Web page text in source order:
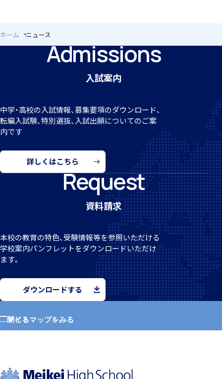
ホーム ニュース
Admissions
入試案内
中学・高校の入試情報、募集要項のダウンロード、
転編入試験、特別選抜、入試出願についてのご案
内です
詳しくはこちら
Request
資料請求
本校の教育の特色、受験情報等を参照いただける
学校案内パンフレットをダウンロードいただけ
ます。
ダウンロードする
サイトマップをみる
閉じる
国内・海外研修旅行
キャンプ
MEIKEI ART GALLERY
国際教育
留学制度